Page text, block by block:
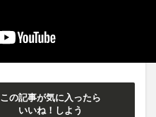
この記事が気に入ったら
いいね！しよう